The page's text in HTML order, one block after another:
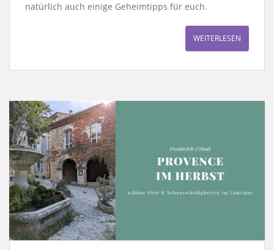
natürlich auch einige Geheimtipps für euch.
WEITERLESEN